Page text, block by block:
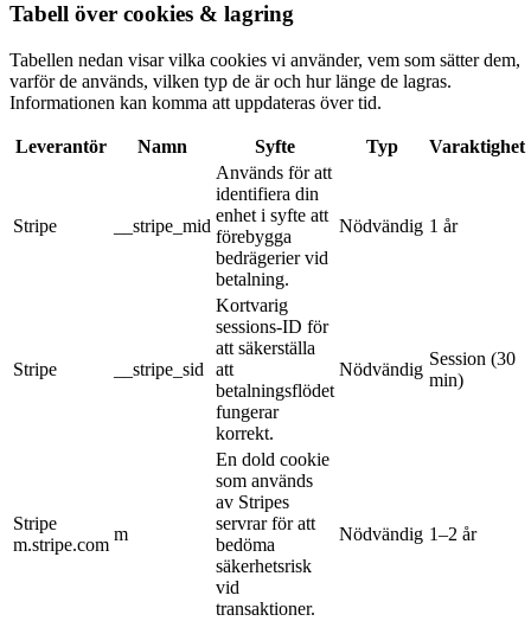
Tabell över cookies & lagring
Tabellen nedan visar vilka cookies vi använder, vem som sätter dem,
varför de används, vilken typ de är och hur länge de lagras.
Informationen kan komma att uppdateras över tid.
Leverantör Namn Syfte Typ Varaktighet
Stripe __stripe_mid
Används för att
identifiera din
enhet i syfte att
förebygga
bedrägerier vid
betalning.
Nödvändig 1 år
Stripe __stripe_sid
Kortvarig
sessions-ID för
att säkerställa
att
betalningsflödet
fungerar
korrekt.
Nödvändig
Session (30
min)
Stripe
m.stripe.com
m
En dold cookie
som används
av Stripes
servrar för att
bedöma
säkerhetsrisk
vid
transaktioner.
Nödvändig 1–2 år